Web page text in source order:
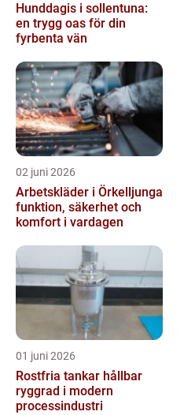
Hunddagis i sollentuna:
en trygg oas för din
fyrbenta vän
02 juni 2026
Arbetskläder i Örkelljunga
funktion, säkerhet och
komfort i vardagen
01 juni 2026
Rostfria tankar hållbar
ryggrad i modern
processindustri